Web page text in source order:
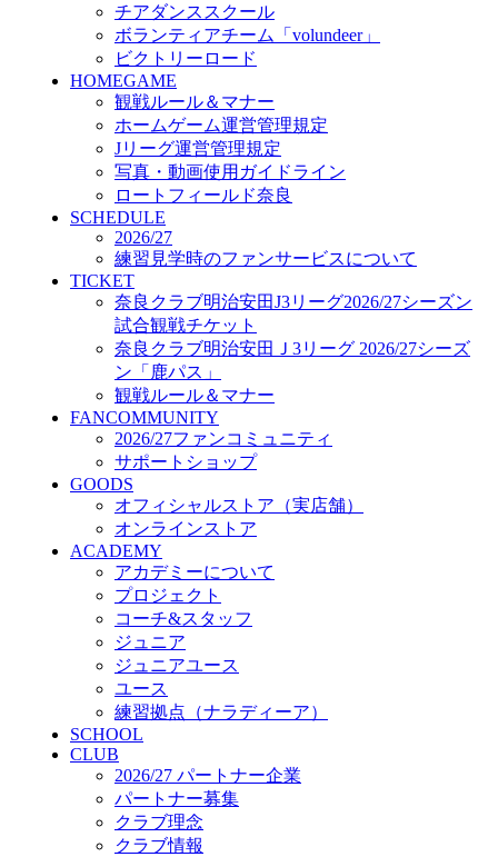
FANCOMMUNITY
2026/27ファンコミュニティ
サポートショップ
GOODS
オフィシャルストア（実店舗）
オンラインストア
ACADEMY
アカデミーについて
プロジェクト
コーチ&スタッフ
ジュニア
ジュニアユース
ユース
練習拠点（ナラディーア）
SCHOOL
CLUB
2026/27 パートナー企業
パートナー募集
クラブ理念
クラブ情報
サステナビリティ
Web制作支援
応援プロジェクト
チアダンススクール
ボランティアチーム「volundeer」
ビクトリーロード
HOMEGAME
観戦ルール＆マナー
ホームゲーム運営管理規定
Jリーグ運営管理規定
写真・動画使用ガイドライン
ロートフィールド奈良
SCHEDULE
2026/27
練習見学時のファンサービスについて
TICKET
奈良クラブ明治安田J3リーグ2026/27シーズン
試合観戦チケット
奈良クラブ明治安田Ｊ3リーグ 2026/27シーズ
ン「鹿パス」
観戦ルール＆マナー
FANCOMMUNITY
2026/27ファンコミュニティ
サポートショップ
GOODS
オフィシャルストア（実店舗）
オンラインストア
ACADEMY
アカデミーについて
プロジェクト
コーチ&スタッフ
ジュニア
ジュニアユース
ユース
練習拠点（ナラディーア）
SCHOOL
CLUB
2026/27 パートナー企業
パートナー募集
クラブ理念
クラブ情報